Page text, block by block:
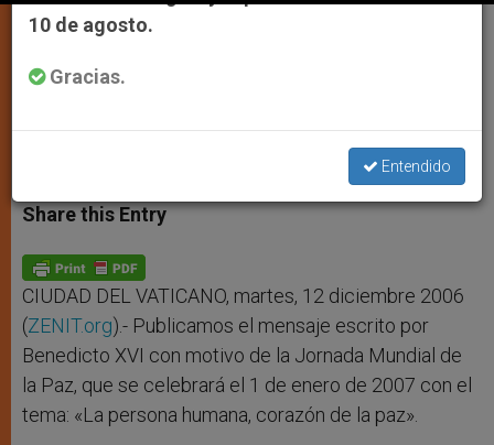
«La persona humana, corazón de la
LOCAL
t
s
p
p
s
e
g
e
r
e
b
o
k
t r
Share this Entry
CIUDAD DEL VATICANO, martes, 12 diciembre 2006
(ZENIT.org).- Publicamos el mensaje escrito por
Benedicto XVI con motivo de la Jornada Mundial de
la Paz, que se celebrará el 1 de enero de 2007 con el
tema: «La persona humana, corazón de la paz».
10 de agosto.
Gracias.
Entendido